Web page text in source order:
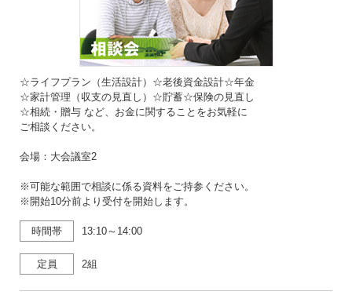
☆ライフプラン（生活設計）☆老後資金設計☆年金
☆家計管理（収支の見直し）☆貯蓄☆保険の見直し
☆相続・贈与 など、お金に関することをお気軽に
ご相談ください。
会場：大会議室2
※可能な範囲で相談に係る資料をご持参ください。
※開始10分前より受付を開始します。
時間帯 13:10～14:00
定員 2組